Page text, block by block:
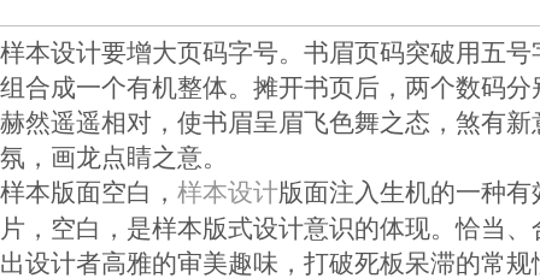
样本设计要增大页码字号。书眉页码突破用五
组合成一个有机整体。摊开书页后，两个数码
赫然遥遥相对，使书眉呈眉飞色舞之态，煞有
氛，画龙点睛之意。
样本版面空白， 样本设计版面注入生机的一种
片，空白，是样本版式设计意识的体现。恰当
出设计者高雅的审美趣味，打破死板呆滞的常